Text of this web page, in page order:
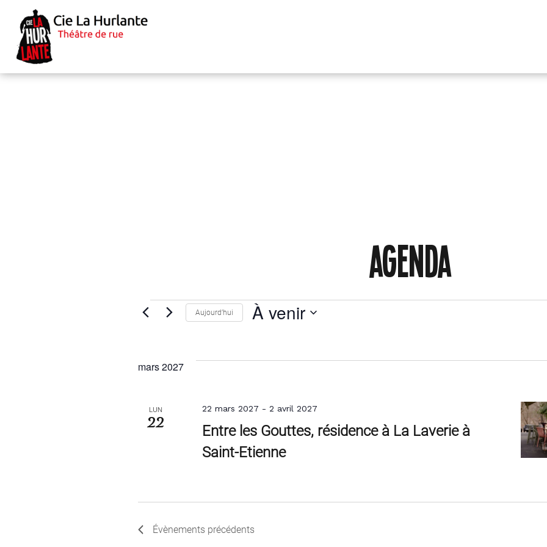
AGENDA
Évènements
Aujourd’hui À venir
mars 2027
LUN
22
Entre les Gouttes, résidence à La Laverie à
Saint-Etienne
22 mars 2027 - 2 avril 2027
Évènements précédents